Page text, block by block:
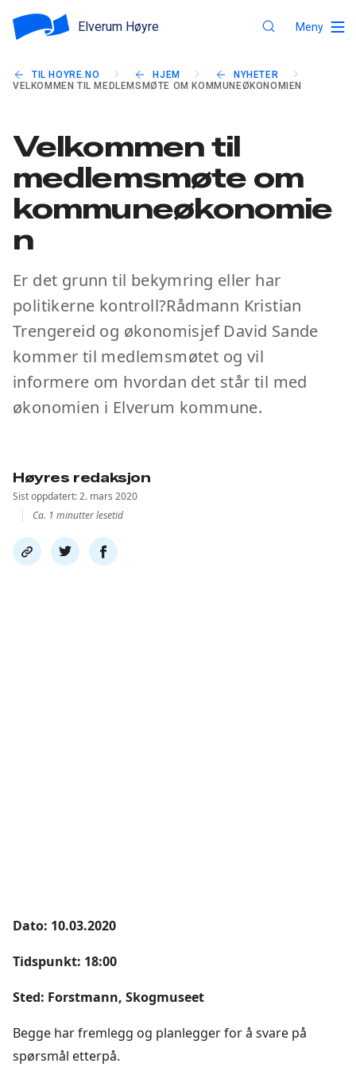
Elverum Høyre Meny
TIL HOYRE.NO HJEM
NYHETER
VELKOMMEN TIL MEDLEMSMØTE OM KOMMUNEØKONOMIEN
Velkommen til
medlemsmøte om
kommuneøkonomie
n
Er det grunn til bekymring eller har
politikerne kontroll?Rådmann Kristian
Trengereid og økonomisjef David Sande
kommer til medlemsmøtet og vil
informere om hvordan det står til med
økonomien i Elverum kommune.
Høyres redaksjon
Sist oppdatert: 2. mars 2020
Ca. 1 minutter lesetid
Del
link
Del
på
Del
på
Dato: 10.03.2020
Tidspunkt: 18:00
Sted: Forstmann, Skogmuseet
Begge har fremlegg og planlegger for å svare på
spørsmål etterpå.